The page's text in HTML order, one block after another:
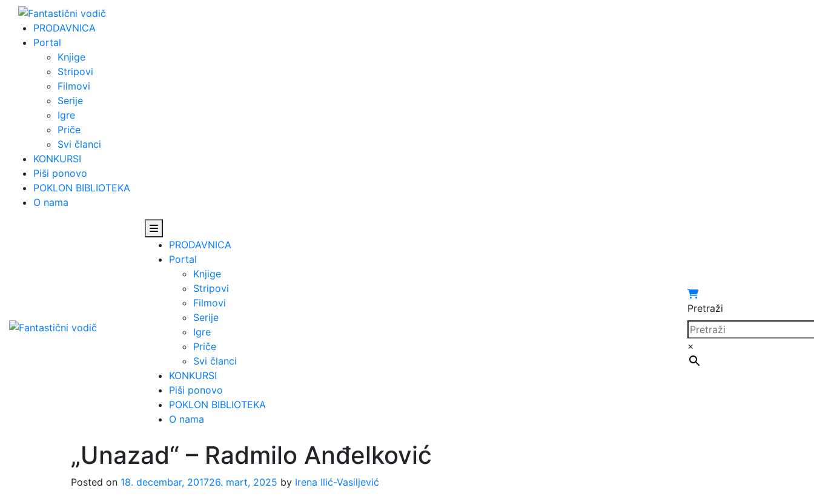
Skip
content
PRODAVNICA
Portal
Knjige
Stripovi
Filmovi
Serije
Igre
Priče
Svi članci
KONKURSI
Piši ponovo
POKLON BIBLIOTEKA
O nama
PRODAVNICA
Portal
Knjige
Stripovi
Filmovi
Serije
Igre
Priče
Svi članci
KONKURSI
Piši ponovo
POKLON BIBLIOTEKA
O nama
Pretraži
×
„Unazad“ – Radmilo Anđelković
Posted on 18. decembar, 201726. mart, 2025 by Irena Ilić-Vasiljević